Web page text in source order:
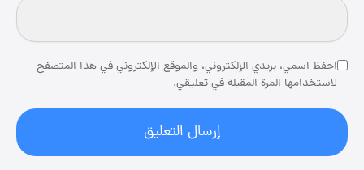
احفظ اسمي، بريدي الإلكتروني، والموقع الإلكتروني في هذا المتصفح
لاستخدامها المرة المقبلة في تعليقي.